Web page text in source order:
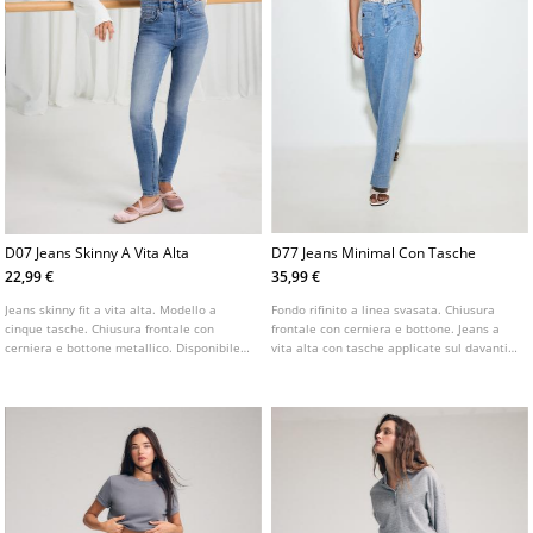
D07 Jeans Skinny A Vita Alta
22,99 €
Jeans skinny fit a vita alta. Modello a
cinque tasche. Chiusura frontale con
cerniera e bottone metallico. Disponibile
D77 Jeans Minimal Con Tasche
35,99 €
Fondo rifinito a linea svasata. Chiusura
frontale con cerniera e bottone. Jeans a
vita alta con tasche applicate sul davanti
colori.